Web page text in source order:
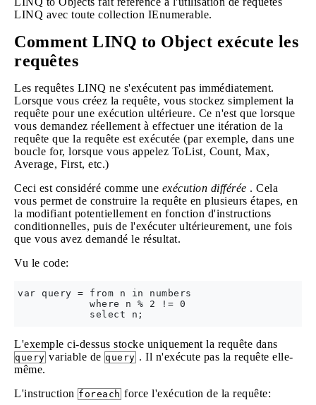
LINQ avec toute collection IEnumerable.
Comment LINQ to Object exécute les
requêtes
Les requêtes LINQ ne s'exécutent pas immédiatement.
Lorsque vous créez la requête, vous stockez simplement la
requête pour une exécution ultérieure. Ce n'est que lorsque
vous demandez réellement à effectuer une itération de la
requête que la requête est exécutée (par exemple, dans une
boucle for, lorsque vous appelez ToList, Count, Max,
Average, First, etc.)
Ceci est considéré comme une exécution différée . Cela
vous permet de construire la requête en plusieurs étapes, en
la modifiant potentiellement en fonction d'instructions
conditionnelles, puis de l'exécuter ultérieurement, une fois
que vous avez demandé le résultat.
Vu le code:
var query = from n in numbers
            where n % 2 != 0
L'exemple ci-dessus stocke uniquement la requête dans
query variable de query . Il n'exécute pas la requête elle-
même.
L'instruction foreach force l'exécution de la requête: